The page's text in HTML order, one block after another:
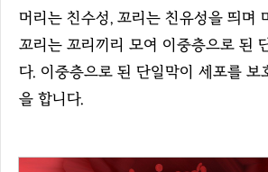
머리는 친수성, 꼬리는 친유성을 띄며
꼬리는 꼬리끼리 모여 이중층으로 된
다. 이중층으로 된 단일막이 세포를 보
을 합니다.